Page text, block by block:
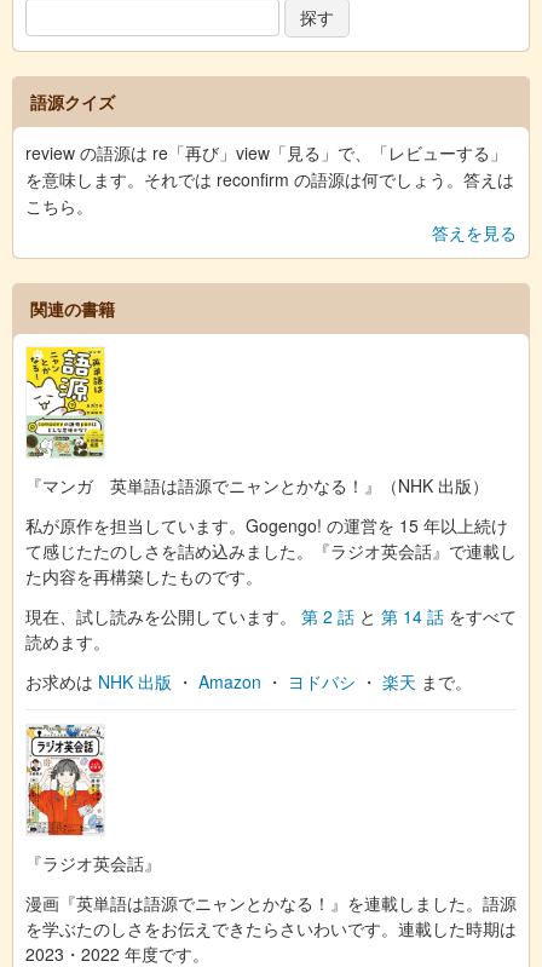
語源クイズ
review の語源は re「再び」view「見る」で、「レビューする」
を意味します。それでは reconfirm の語源は何でしょう。答えは
こちら。
答えを見る
関連の書籍
『マンガ 英単語は語源でニャンとかなる！』（NHK 出版）
私が原作を担当しています。Gogengo! の運営を 15 年以上続け
て感じたたのしさを詰め込みました。『ラジオ英会話』で連載し
た内容を再構築したものです。
現在、試し読みを公開しています。 第 2 話 と 第 14 話 をすべて
読めます。
お求めは NHK 出版 ・ Amazon ・ ヨドバシ ・ 楽天 まで。
『ラジオ英会話』
漫画『英単語は語源でニャンとかなる！』を連載しました。語源
を学ぶたのしさをお伝えできたらさいわいです。連載した時期は
2023・2022 年度です。